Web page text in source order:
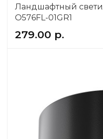
Ландшафтный
O576FL-01GR1
279.00 р.